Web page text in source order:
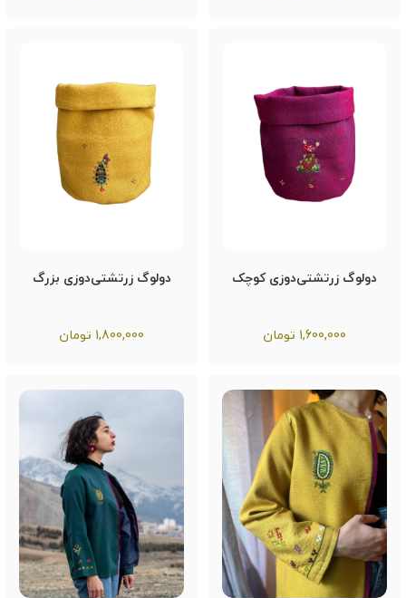
دولوگ زرتشتی‌دوزی کوچک
1,600,000 تومان
دولوگ زرتشتی‌دوزی بزرگ
1,800,000 تومان